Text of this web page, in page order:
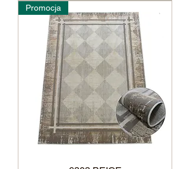
Promocja